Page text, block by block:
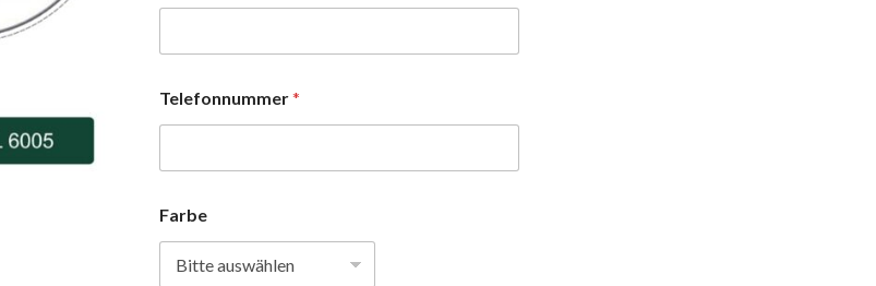
Telefonnummer*
Farbe